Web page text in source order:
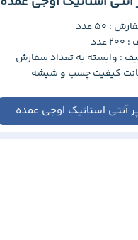
: 50 عدد
: وابسته به تعداد سفارش
کیفیت چسب و شیشه
آنتی استاتیک اوجی عمده